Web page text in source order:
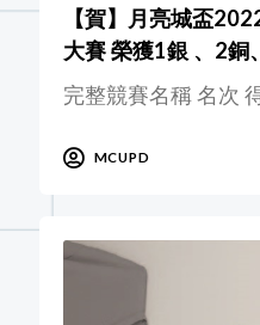
【賀】月亮城盃
大賽 榮獲1銀 、2銅
完整競賽名稱 名次
MCUPD